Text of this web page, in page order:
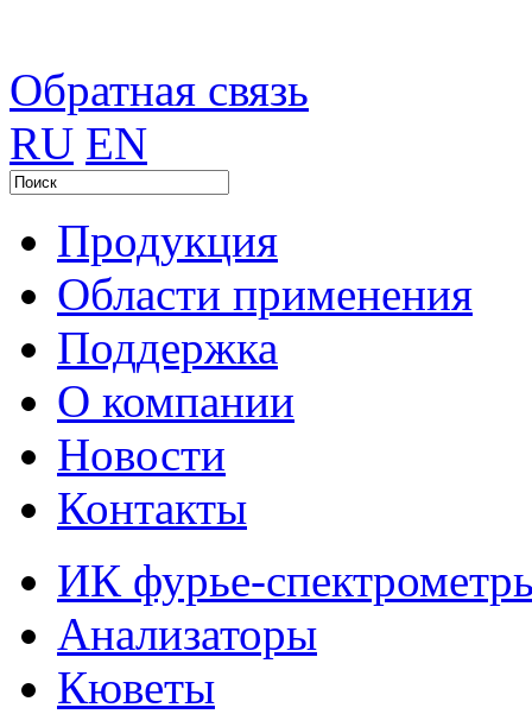
Обратная связь
RU EN
Продукция
Области применения
Поддержка
О компании
Новости
Контакты
ИК фурье-
Анализаторы
Кюветы